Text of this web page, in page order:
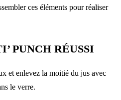
ces éléments pour réaliser
PUNCH RÉUSSI
et enlevez la moitié du jus avec
le verre.